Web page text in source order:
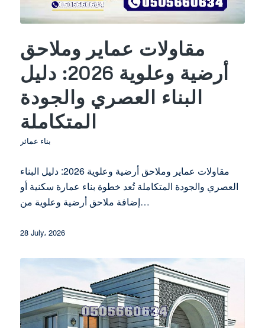
مقاولات عماير وملاحق
أرضية وعلوية 2026: دليل
البناء العصري والجودة
المتكاملة
بناء عمائر
مقاولات عماير وملاحق أرضية وعلوية 2026: دليل البناء
العصري والجودة المتكاملة تُعد خطوة بناء عمارة سكنية أو
إضافة ملاحق أرضية وعلوية من…
28 July، 2026